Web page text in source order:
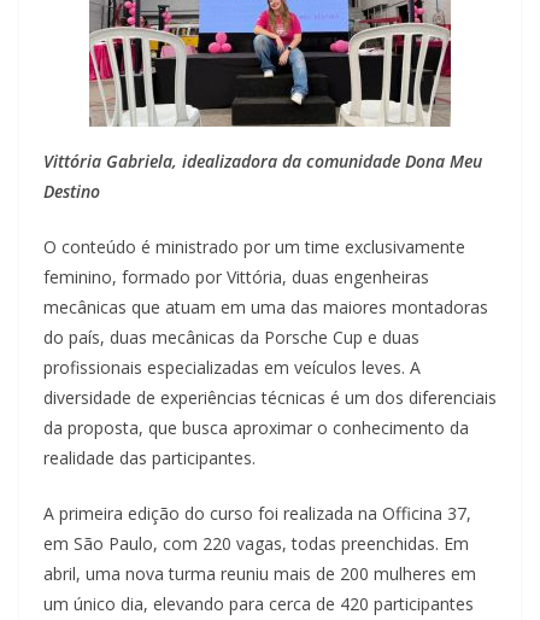
Vittória Gabriela, idealizadora da comunidade Dona Meu
Destino
O conteúdo é ministrado por um time exclusivamente
feminino, formado por Vittória, duas engenheiras
mecânicas que atuam em uma das maiores montadoras
do país, duas mecânicas da Porsche Cup e duas
profissionais especializadas em veículos leves. A
diversidade de experiências técnicas é um dos diferenciais
da proposta, que busca aproximar o conhecimento da
realidade das participantes.
A primeira edição do curso foi realizada na Officina 37,
em São Paulo, com 220 vagas, todas preenchidas. Em
abril, uma nova turma reuniu mais de 200 mulheres em
um único dia, elevando para cerca de 420 participantes